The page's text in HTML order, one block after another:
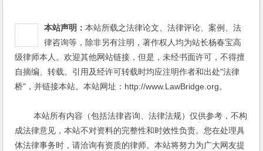
本站声明：本站所载之法律论文、法律评论、案例、法
律咨询等，除非另有注明，著作权人均为站长杨春宝高
级律师本人。欢迎其他网站链接，但是，未经书面许可，不得擅
自摘编、转载。引用及经许可转载时均应注明作者和出处"法律
桥"，并链接本站。本站网址：http://www.LawBridge.org。
本站所有内容（包括法律咨询、法律法规）仅供参考，不构
成法律意见，本站不对资料的完整性和时效性负责。您在处理具
体法律事务时，请洽询有资质的律师。本站将努力为广大网友提